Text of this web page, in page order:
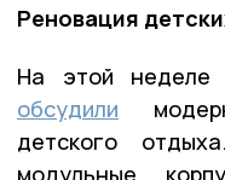
Реновация
На этой неделе
обсудили
детского
модульные